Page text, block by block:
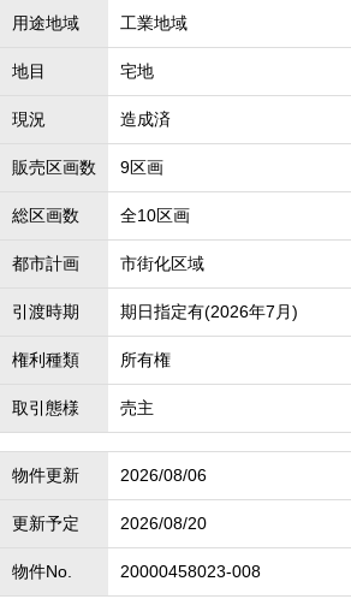
用途地域 工業地域
地目 宅地
現況 造成済
販売区画数 9区画
総区画数 全10区画
都市計画 市街化区域
引渡時期 期日指定有(2026年7月)
権利種類 所有権
取引態様 売主
物件更新 2026/08/06
更新予定 2026/08/20
物件No. 20000458023-008